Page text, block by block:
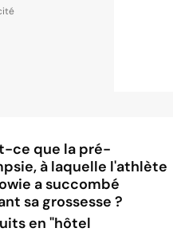
ce que la pré-
à laquelle l'athlète
a succombé
sa grossesse ?
en "hôtel